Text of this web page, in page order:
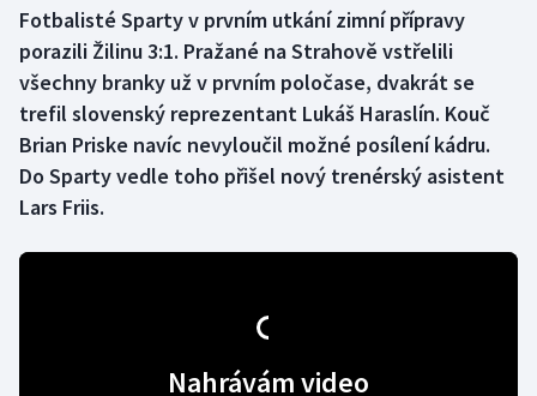
Box
Curling
Dostihy
Florbal
Fotbalisté Sparty v prvním utkání zimní přípravy
porazili Žilinu 3:1. Pražané na Strahově vstřelili
všechny branky už v prvním poločase, dvakrát se
trefil slovenský reprezentant Lukáš Haraslín. Kouč
Brian Priske navíc nevyloučil možné posílení kádru.
Do Sparty vedle toho přišel nový trenérský asistent
Lars Friis.
Nahrávám video